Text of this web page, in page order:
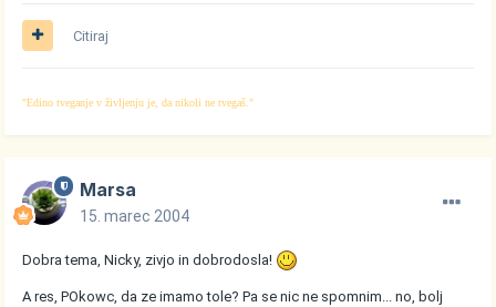
Citiraj
"Edino tveganje v življenju je, da nikoli ne tvegaš."
Marsa
15. marec 2004
Dobra tema, Nicky, zivjo in dobrodosla!
A res, POkowc, da ze imamo tole? Pa se nic ne spomnim... no, bolj